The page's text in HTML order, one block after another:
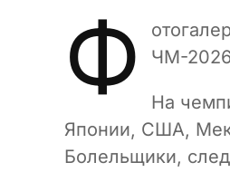
Ф
ЧМ-
На
Японии, США,
Болельщики,